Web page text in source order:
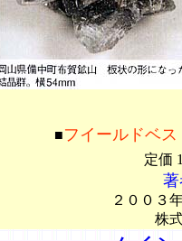
■フイールドベス
定価
２００３
株